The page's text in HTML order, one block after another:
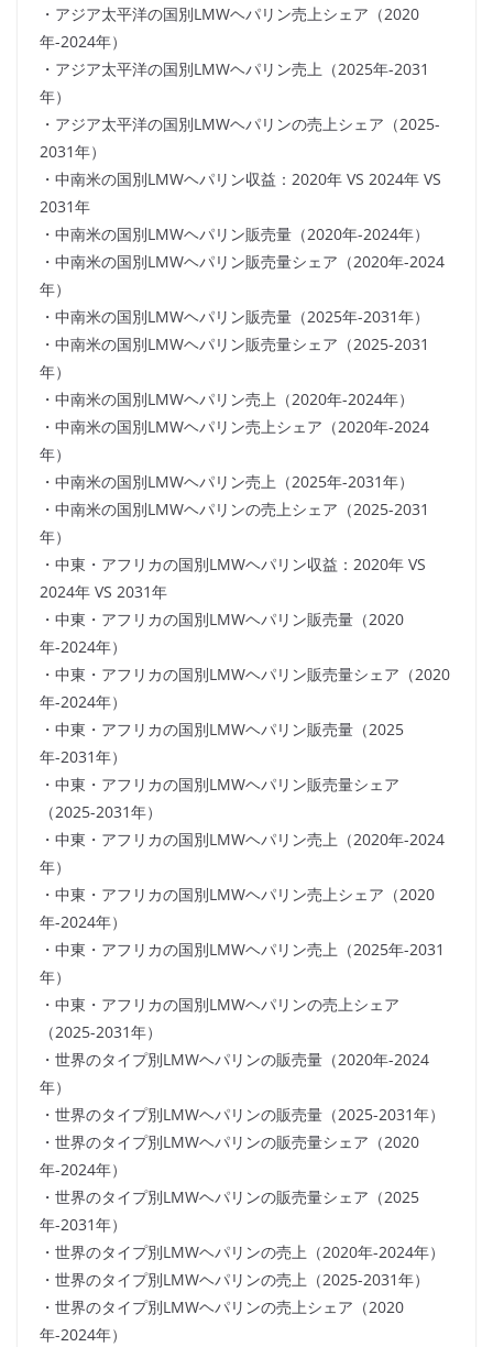
・アジア太平洋の国別LMWヘパリン売上シェア（2020
年-2024年）
・アジア太平洋の国別LMWヘパリン売上（2025年-2031
年）
・アジア太平洋の国別LMWヘパリンの売上シェア（2025-
2031年）
・中南米の国別LMWヘパリン収益：2020年 VS 2024年 VS
2031年
・中南米の国別LMWヘパリン販売量（2020年-2024年）
・中南米の国別LMWヘパリン販売量シェア（2020年-2024
年）
・中南米の国別LMWヘパリン販売量（2025年-2031年）
・中南米の国別LMWヘパリン販売量シェア（2025-2031
年）
・中南米の国別LMWヘパリン売上（2020年-2024年）
・中南米の国別LMWヘパリン売上シェア（2020年-2024
年）
・中南米の国別LMWヘパリン売上（2025年-2031年）
・中南米の国別LMWヘパリンの売上シェア（2025-2031
年）
・中東・アフリカの国別LMWヘパリン収益：2020年 VS
2024年 VS 2031年
・中東・アフリカの国別LMWヘパリン販売量（2020
年-2024年）
・中東・アフリカの国別LMWヘパリン販売量シェア（2020
年-2024年）
・中東・アフリカの国別LMWヘパリン販売量（2025
年-2031年）
・中東・アフリカの国別LMWヘパリン販売量シェア
（2025-2031年）
・中東・アフリカの国別LMWヘパリン売上（2020年-2024
年）
・中東・アフリカの国別LMWヘパリン売上シェア（2020
年-2024年）
・中東・アフリカの国別LMWヘパリン売上（2025年-2031
年）
・中東・アフリカの国別LMWヘパリンの売上シェア
（2025-2031年）
・世界のタイプ別LMWヘパリンの販売量（2020年-2024
年）
・世界のタイプ別LMWヘパリンの販売量（2025-2031年）
・世界のタイプ別LMWヘパリンの販売量シェア（2020
年-2024年）
・世界のタイプ別LMWヘパリンの販売量シェア（2025
年-2031年）
・世界のタイプ別LMWヘパリンの売上（2020年-2024年）
・世界のタイプ別LMWヘパリンの売上（2025-2031年）
・世界のタイプ別LMWヘパリンの売上シェア（2020
年-2024年）